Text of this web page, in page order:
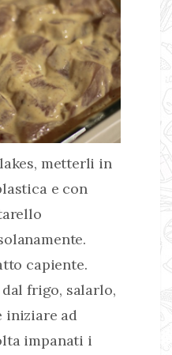
metterli in
e con
capiente.
frigo, salarlo,
iniziare ad
impanati i